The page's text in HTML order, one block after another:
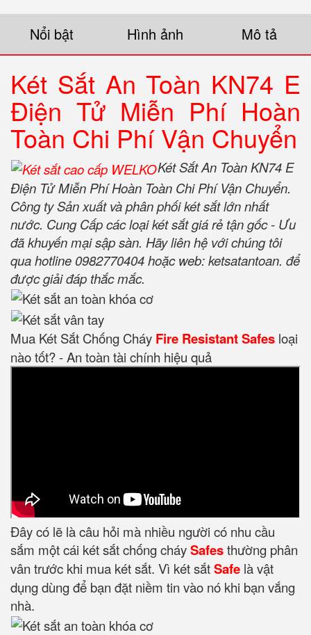
Nổi bật Hình ảnh Mô tả
Két Sắt An Toàn KN74 E
Điện Tử Miễn Phí Hoàn
Toàn Chi Phí Vận Chuyển
Két Sắt An Toàn KN74 E
Điện Tử Miễn Phí Hoàn Toàn Chi Phí Vận Chuyển.
Công ty Sản xuất và phân phối két sắt lớn nhất
nước. Cung Cấp các loại két sắt giá rẻ tận gốc - Ưu
đã khuyến mại sập sàn. Hãy liên hệ với chúng tôi
qua hotline 0982770404 hoặc web: ketsatantoan. để
được giải đáp thắc mắc.
Mua Két Sắt Chống Cháy Fire Resistant Safes loại
nào tốt? - An toàn tài chính hiệu quả
Đây có lẽ là câu hỏi mà nhiều người có nhu cầu
sắm một cái két sắt chống cháySafesthường phân
vân trước khi mua két sắt. Vì két sắtSafe là vật
dụng dùng để bạn đặt niềm tin vào nó khi bạn vắng
nhà.